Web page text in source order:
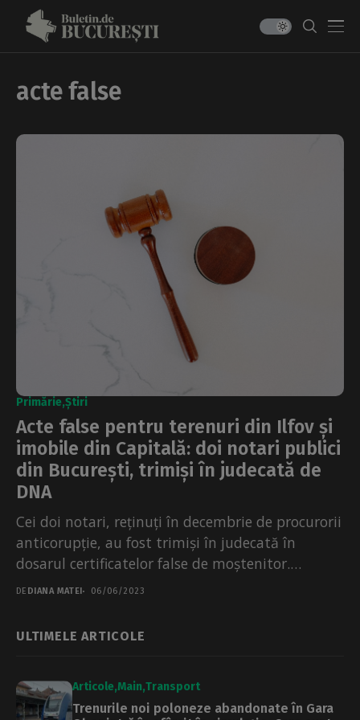
acte false
Primărie Știri
Acte false pentru terenuri din Ilfov și
imobile din Capitală: doi notari publici
din București, trimiși în judecată de
DNA
Cei doi notari, reținuți în decembrie de procurorii
anticorupție, au fost trimiși în judecată în
dosarul certificatelor false de moștenitor.
Concret, funcționarii publici...
DE DIANA MATEI 06/06/2023
ULTIMELE ARTICOLE
Articole Main Transport
Trenurile noi poloneze abandonate în Gara